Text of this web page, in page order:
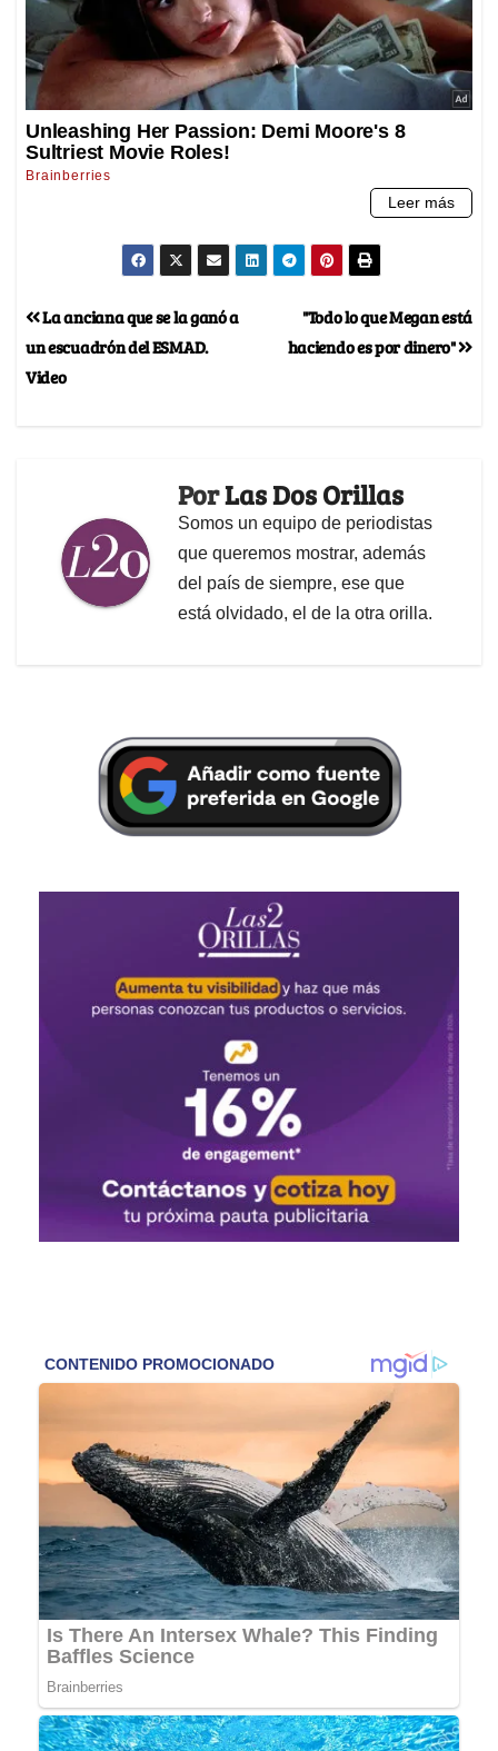
"Todo lo que Megan está
haciendo es por dinero"
La anciana que se la ganó a
un escuadrón del ESMAD.
Video
PorLas Dos Orillas
Somos un equipo de periodistas
que queremos mostrar, además
del país de siempre, ese que
está olvidado, el de la otra orilla.